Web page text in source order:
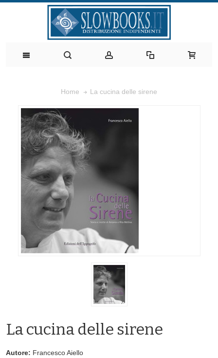
Home La cucina delle sirene
La cucina delle sirene
Autore: Francesco Aiello